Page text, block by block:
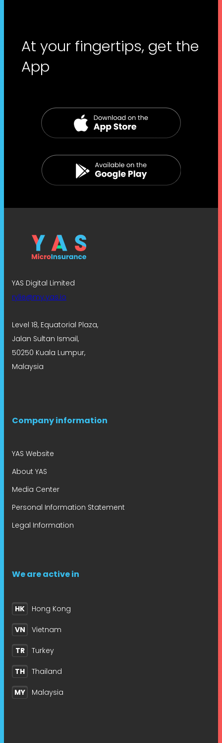
At your fingertips, get the
App
YAS Digital Limited
rylie@my.yas.io
Level 18, Equatorial Plaza,
Jalan Sultan Ismail,
50250 Kuala Lumpur,
Malaysia
Company information
YAS Website
About YAS
Media Center
Personal Information Statement
Legal Information
We are active in
HK Hong Kong
VN Vietnam
TR Turkey
TH Thailand
MY Malaysia